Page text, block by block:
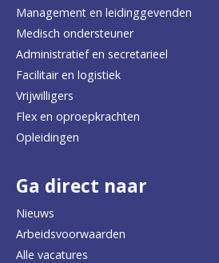
Management en leidinggevenden
Medisch ondersteuner
Administratief en secretarieel
Facilitair en logistiek
Vrijwilligers
Flex en oproepkrachten
Opleidingen
Ga direct naar
Nieuws
Arbeidsvoorwaarden
Alle vacatures